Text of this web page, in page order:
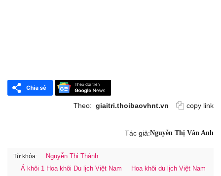
Theo: giaitri.thoibaovhnt.vn copy link
Tác giả:Nguyễn Thị Vân Anh
Từ khóa:
Nguyễn Thị Thành
Á khôi 1 Hoa khôi Du lịch Việt Nam
Hoa khôi du lịch Việt Nam